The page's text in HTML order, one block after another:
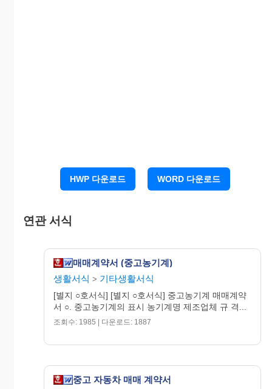
(자부담)
중도금
잔 금
원
금 천
월 일
200 년
(현금, 융
자금, 기타)
(현금, 융
계
4. 중고부품 사용 수리여부 및 무상수리
① 중고부품 사용 수리여부 (사용 수리함, 사용 안
함)
사용 부
사용 부품
HWP 다운로드 WORD 다운로드
연관 서식
매매계약서 (중고농기계)
생활서식 > 기타생활서식
[별지 ○호서식] [별지 ○호서식] 중고농기계 매매계약
서 ○. 중고농기계의 표시 농기계명 제조업체 규 격...
조회수: 1985 | 다운로드: 1887
중고 자동차 매매 계약서